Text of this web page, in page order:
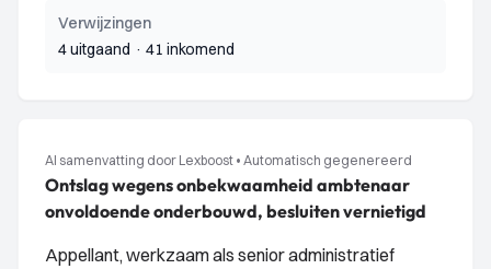
Verwijzingen
4 uitgaand · 41 inkomend
AI samenvatting door Lexboost • Automatisch gegenereerd
Ontslag wegens onbekwaamheid ambtenaar
onvoldoende onderbouwd, besluiten vernietigd
Appellant, werkzaam als senior administratief